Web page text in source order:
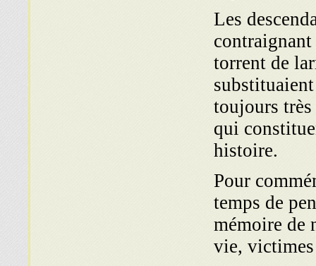
Les
torrent de
toujours
qui
histoire.
Pour
temps de
mémoire de
vie, victimes